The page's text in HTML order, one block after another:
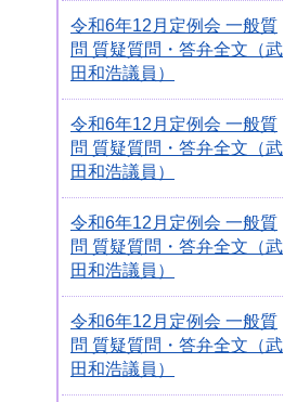
令和6年12月定例会 一般質
問 質疑質問・答弁全文（武
田和浩議員）
令和6年12月定例会 一般質
問 質疑質問・答弁全文（武
田和浩議員）
令和6年12月定例会 一般質
問 質疑質問・答弁全文（武
田和浩議員）
令和6年12月定例会 一般質
問 質疑質問・答弁全文（武
田和浩議員）